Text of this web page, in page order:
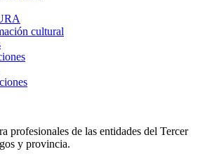
cultural
profesionales de las entidades del Tercer
y provincia.